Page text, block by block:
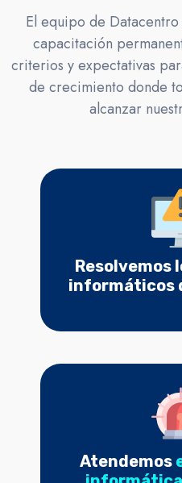
El equipo de
capacitación
criterios y expectativas
de crecimiento donde
alcanzar
Resolvemos
informáticos
Atendemos